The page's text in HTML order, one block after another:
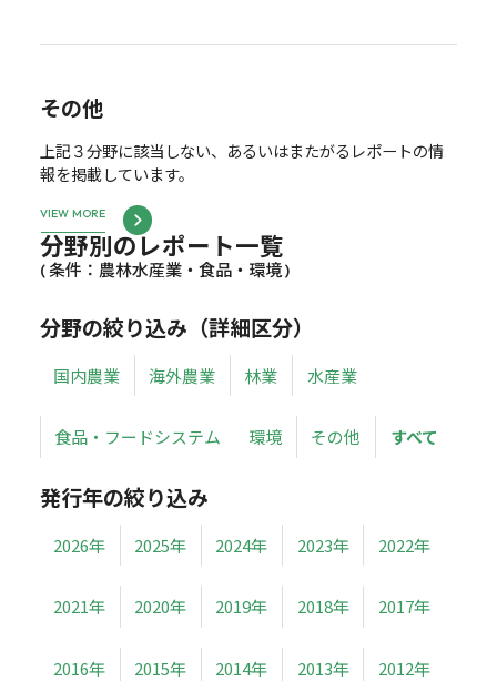
その他
上記３分野に該当しない、あるいはまたがるレポートの情
報を掲載しています。
VIEW MORE
分野別のレポート一覧
( 条件：農林水産業・食品・環境 )
分野の絞り込み（詳細区分）
国内農業 海外農業 林業 水産業
食品・フードシステム 環境 その他 すべて
発行年の絞り込み
2026年 2025年 2024年 2023年 2022年
2021年 2020年 2019年 2018年 2017年
2016年 2015年 2014年 2013年 2012年